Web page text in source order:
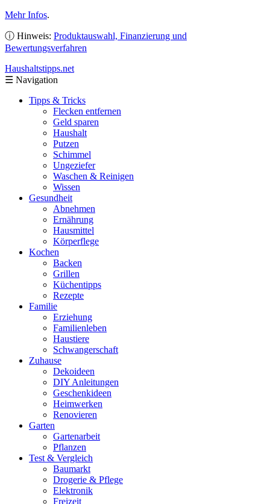
Mehr Infos.
ⓘ Hinweis: Produktauswahl, Finanzierung und
Bewertungsverfahren
Haushaltstipps.net
☰ Navigation
Tipps & Tricks
Flecken entfernen
Geld sparen
Haushalt
Putzen
Schimmel
Ungeziefer
Waschen & Reinigen
Wissen
Gesundheit
Abnehmen
Ernährung
Hausmittel
Körperflege
Kochen
Backen
Grillen
Küchentipps
Rezepte
Familie
Erziehung
Familienleben
Haustiere
Schwangerschaft
Zuhause
Dekoideen
DIY Anleitungen
Geschenkideen
Heimwerken
Renovieren
Garten
Gartenarbeit
Pflanzen
Test & Vergleich
Baumarkt
Drogerie & Pflege
Elektronik
Freizeit